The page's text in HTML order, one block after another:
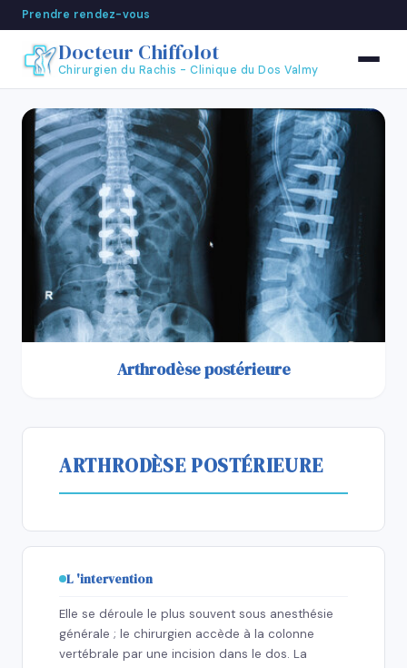
Prendre rendez-vous
Docteur Chiffolot
Chirurgien du Rachis - Clinique du Dos Valmy
Arthrodèse postérieure
ARTHRODÈSE POSTÉRIEURE
L 'intervention
Elle se déroule le plus souvent sous anesthésie
générale ; le chirurgien accède à la colonne
vertébrale par une incision dans le dos. La